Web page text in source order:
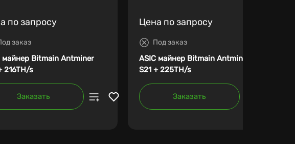
по запросу
заказ
майнер Bitmain Antminer
216TH/s
Заказать
Цена по запросу
Под заказ
ASIC майнер Bitmain Antminer
S21 + 225TH/s
Заказать